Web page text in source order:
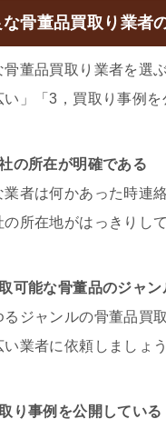
骨董品買取り業者
骨董品買取り業者を選
い」「3，買取り事例
の所在が明確である
業者は何かあった時連
の所在地がはっきりし
可能な骨董品のジャン
るジャンルの骨董品買
業者に依頼しましょう
り事例を公開している